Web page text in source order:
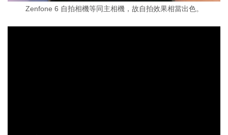
Zenfone 6 自拍相機等同主相機，故自拍效果相當出色。